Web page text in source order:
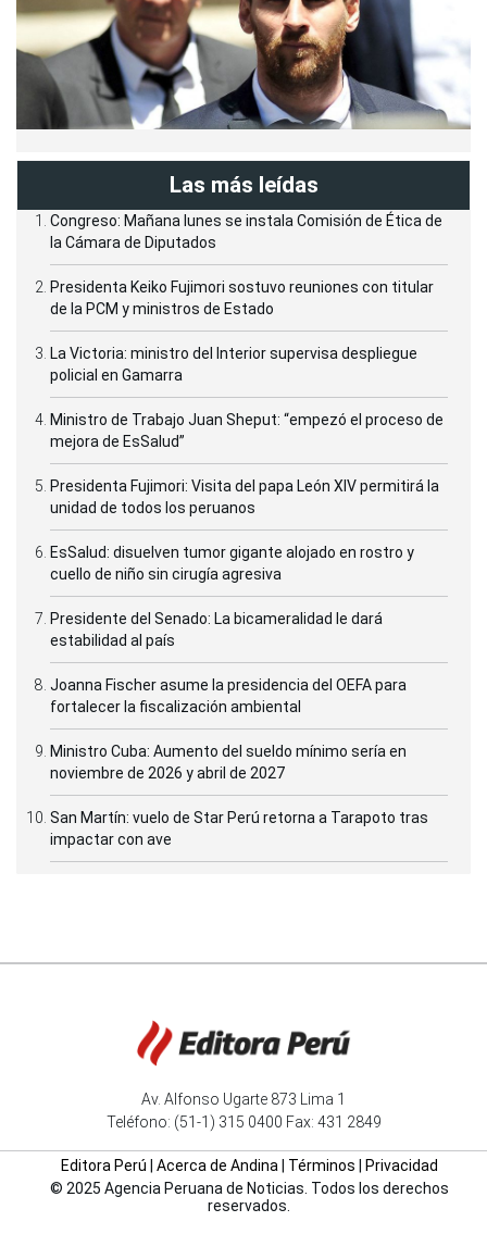
Las más leídas
Congreso: Mañana lunes se instala Comisión de Ética de
la Cámara de Diputados
Presidenta Keiko Fujimori sostuvo reuniones con titular
de la PCM y ministros de Estado
La Victoria: ministro del Interior supervisa despliegue
policial en Gamarra
Ministro de Trabajo Juan Sheput: “empezó el proceso de
mejora de EsSalud”
Presidenta Fujimori: Visita del papa León XIV permitirá la
unidad de todos los peruanos
EsSalud: disuelven tumor gigante alojado en rostro y
cuello de niño sin cirugía agresiva
Presidente del Senado: La bicameralidad le dará
estabilidad al país
Joanna Fischer asume la presidencia del OEFA para
fortalecer la fiscalización ambiental
Ministro Cuba: Aumento del sueldo mínimo sería en
noviembre de 2026 y abril de 2027
San Martín: vuelo de Star Perú retorna a Tarapoto tras
impactar con ave
Av. Alfonso Ugarte 873 Lima 1
Teléfono: (51-1) 315 0400 Fax: 431 2849
Editora Perú Acerca de Andina Términos
Privacidad
© 2025 Agencia Peruana de Noticias. Todos los derechos
reservados.